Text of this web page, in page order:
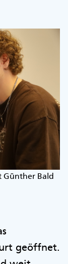
Günther Bald
geöffnet.